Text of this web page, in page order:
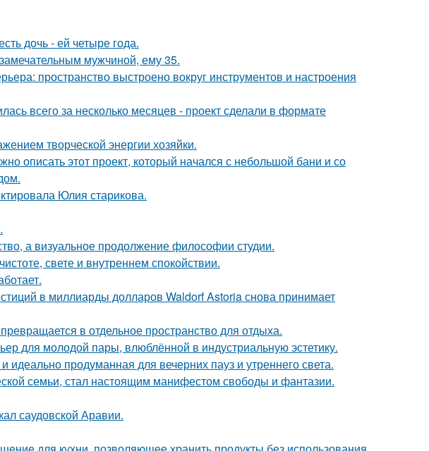
дочь - ей четыре года.
мужчиной, ему 35.
пространство выстроено вокруг инструментов и настроения
всего за несколько месяцев - проект сделали в формате
творческой энергии хозяйки.
описать этот проект, который начался с небольшой бани и со
Юлия старикова.
а визуальное продолжение философии студии.
свете и внутреннем спокойствии.
в миллиарды долларов Waldorf Astoria снова принимает
в отдельное пространство для отдыха.
для молодой пары, влюблённой в индустриальную эстетику.
идеально продуманная для вечерних пауз и утреннего света.
семьи, стал настоящим манифестом свободы и фантазии.
саудовской Аравии.